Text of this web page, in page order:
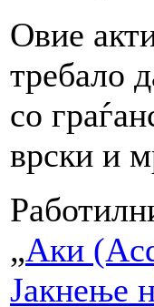
Овие
требало
со
врски и
„Аки
Јакнење